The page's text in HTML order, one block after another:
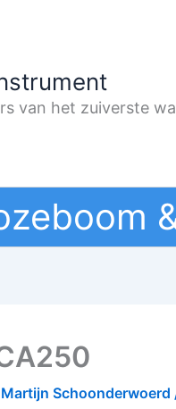
van het zuiverste
Martijn Schoonderwoerd